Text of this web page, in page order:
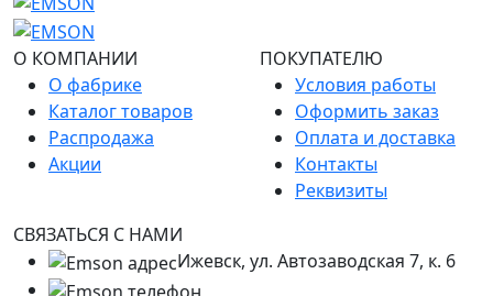
О КОМПАНИИ
О фабрике
Каталог товаров
Распродажа
Акции
ПОКУПАТЕЛЮ
Условия работы
Оформить заказ
Оплата и доставка
Контакты
Реквизиты
СВЯЗАТЬСЯ С НАМИ
Ижевск, ул. Автозаводская 7, к. 6